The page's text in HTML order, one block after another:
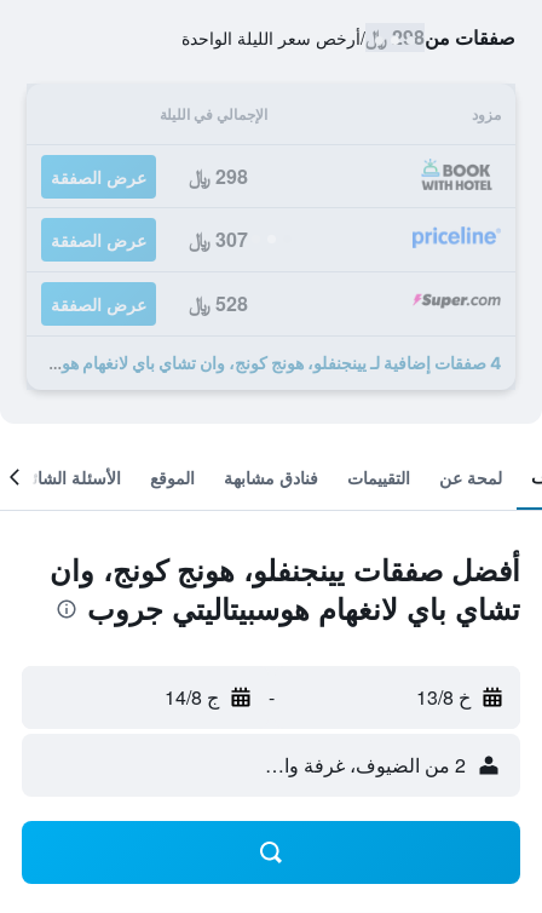
صفقات من298 ﷼ /أرخص سعر الليلة الواحدة
مزود الإجمالي في الليلة
298 ﷼ عرض الصفقة
307 ﷼ عرض الصفقة
528 ﷼ عرض الصفقة
4 صفقات إضافية لـ يينجنفلو، هونج كونج، وان تشاي باي لانغهام هوسبيتاليتي جروب
لمحة عن التقييمات فنادق مشابهة الموقع الأسئلة الشائعة
أفضل صفقات يينجنفلو، هونج كونج، وان
تشاي باي لانغهام هوسبيتاليتي جروب
خ 13/8 - ج 14/8
2 من الضيوف، غرفة واحدة